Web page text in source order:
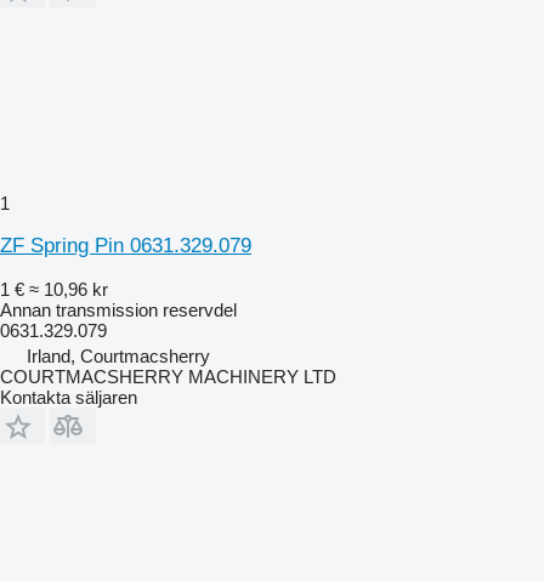
1
ZF Spring Pin 0631.329.079
1 € ≈ 10,96 kr
Annan transmission reservdel
0631.329.079
Irland, Courtmacsherry
COURTMACSHERRY MACHINERY LTD
Kontakta säljaren